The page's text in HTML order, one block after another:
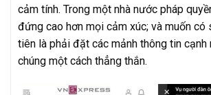
cảm tính. Trong một nhà nước pháp
đứng cao hơn mọi cảm xúc; và muốn
tiên là phải đặt các mảnh thông tin cạnh
chúng một cách thẳng thắn.